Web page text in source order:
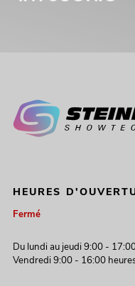
HEURES
Fermé
Du lundi au jeudi 9:00 -
Vendredi 9:00 - 16:00